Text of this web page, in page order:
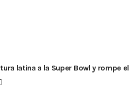
latina a la Super Bowl y rompe el